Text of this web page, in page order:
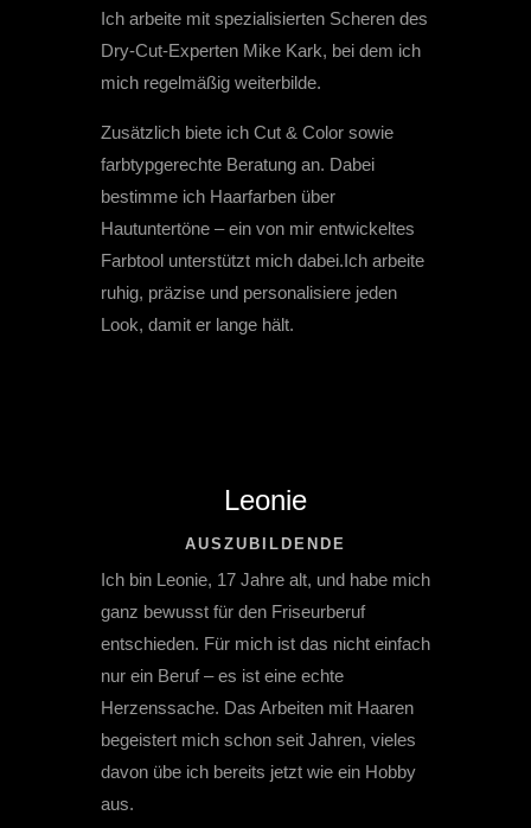
Ich arbeite mit spezialisierten Scheren des
Dry-Cut-Experten Mike Kark, bei dem ich
mich regelmäßig weiterbilde.
Zusätzlich biete ich Cut & Color sowie
farbtypgerechte Beratung an. Dabei
bestimme ich Haarfarben über
Hautuntertöne – ein von mir entwickeltes
Farbtool unterstützt mich dabei.Ich arbeite
ruhig, präzise und personalisiere jeden
Look, damit er lange hält.
Leonie
AUSZUBILDENDE
Ich bin Leonie, 17 Jahre alt, und habe mich
ganz bewusst für den Friseurberuf
entschieden. Für mich ist das nicht einfach
nur ein Beruf – es ist eine echte
Herzenssache. Das Arbeiten mit Haaren
begeistert mich schon seit Jahren, vieles
davon übe ich bereits jetzt wie ein Hobby
aus.